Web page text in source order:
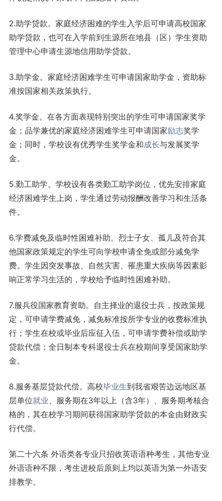
2.助学贷款。家庭经济困难的学生入学后可申请高校国家
助学贷款，也可在入学前到生源所在地县（区）学生资助
管理中心申请生源地信用助学贷款。
3.助学金。家庭经济困难学生可申请国家助学金，资助标
准按国家相关政策执行。
4.奖学金。在各方面表现特别突出的学生可申请国家奖学
金；品学兼优的家庭经济困难学生可申请国家励志奖学
金；同时，学校设有优秀学生奖学金和成长与发展奖学
金。
5.勤工助学。学校设有各类勤工助学岗位，优先安排家庭
经济困难学生上岗，学生通过劳动报酬改善学习和生活条
件。
6.学费减免及临时性困难补助。烈士子女、孤儿及符合其
他国家政策规定的学生可向学校申请全免或部分减免学
费。学生因突发事故、自然灾害、罹患重大疾病等因素影
响正常学习生活的，学校给予临时性困难补助。
7.服兵役国家教育资助。自主择业的退役士兵，按政策规
定，可申请学费减免，减免标准按所学专业的收费标准执
行；学生在校或毕业后应征入伍，可申请学费补偿或助学
贷款代偿；全日制本专科退役士兵在校期间享受国家助学
金。
8.服务基层贷款代偿。高校毕业生到我省艰苦边远地区基
层单位就业、服务期在3年以上（含3年）、服务期考核合
格的，其在校学习期间获得国家助学贷款的本金由财政实
行代偿。
第二十六条 外语类各专业只招收英语语种考生，其他专业
外语语种不限，考生进校后原则上均以英语为第一外语安
排教学。